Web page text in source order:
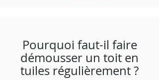
Pourquoi faut-il faire
démousser un toit en
tuiles régulièrement ?